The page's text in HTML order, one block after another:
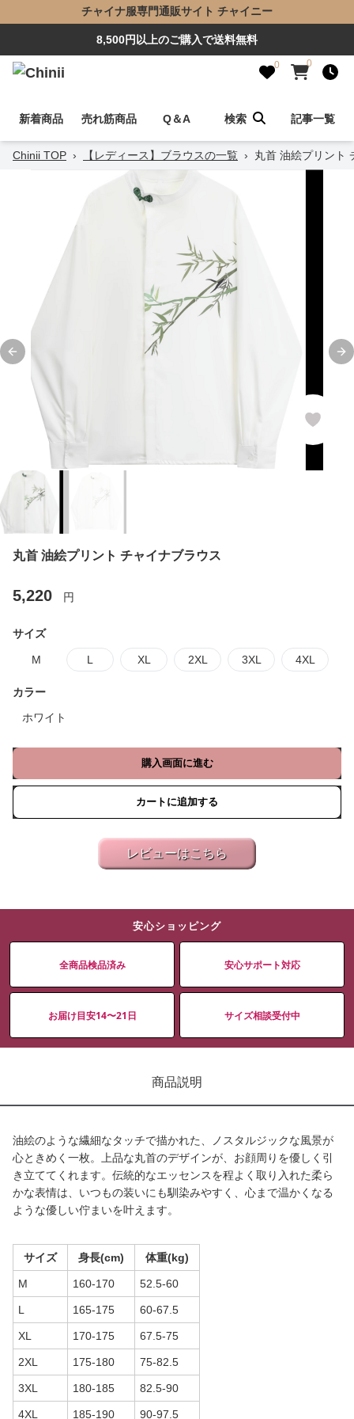
チャイナ服専門通販サイト チャイニー
8,500円以上のご購入で送料無料
0 0
新着商品 売れ筋商品 Q＆A 検索 記事一覧
Chinii TOP › 【レディース】ブラウスの一覧 › 丸首 油絵プリント
Previous slide
丸首 油絵プリント チャイナブラウス
5,220 円
サイズ
M L XL 2XL 3XL 4XL
カラー
ホワイト
購入画面に進む
カートに追加する
レビューはこちら
安心ショッピング
全商品検品済み 安心サポート対応
お届け目安14〜21日 サイズ相談受付中
商品説明
油絵のような繊細なタッチで描かれた、ノスタルジックな風景が
心ときめく一枚。上品な丸首のデザインが、お顔周りを優しく引
き立ててくれます。伝統的なエッセンスを程よく取り入れた柔ら
かな表情は、いつもの装いにも馴染みやすく、心まで温かくなる
ような優しい佇まいを叶えます。
サイズ 身長(cm) 体重(kg)
M 160-170 52.5-60
L 165-175 60-67.5
XL 170-175 67.5-75
2XL 175-180 75-82.5
3XL 180-185 82.5-90
4XL 185-190 90-97.5